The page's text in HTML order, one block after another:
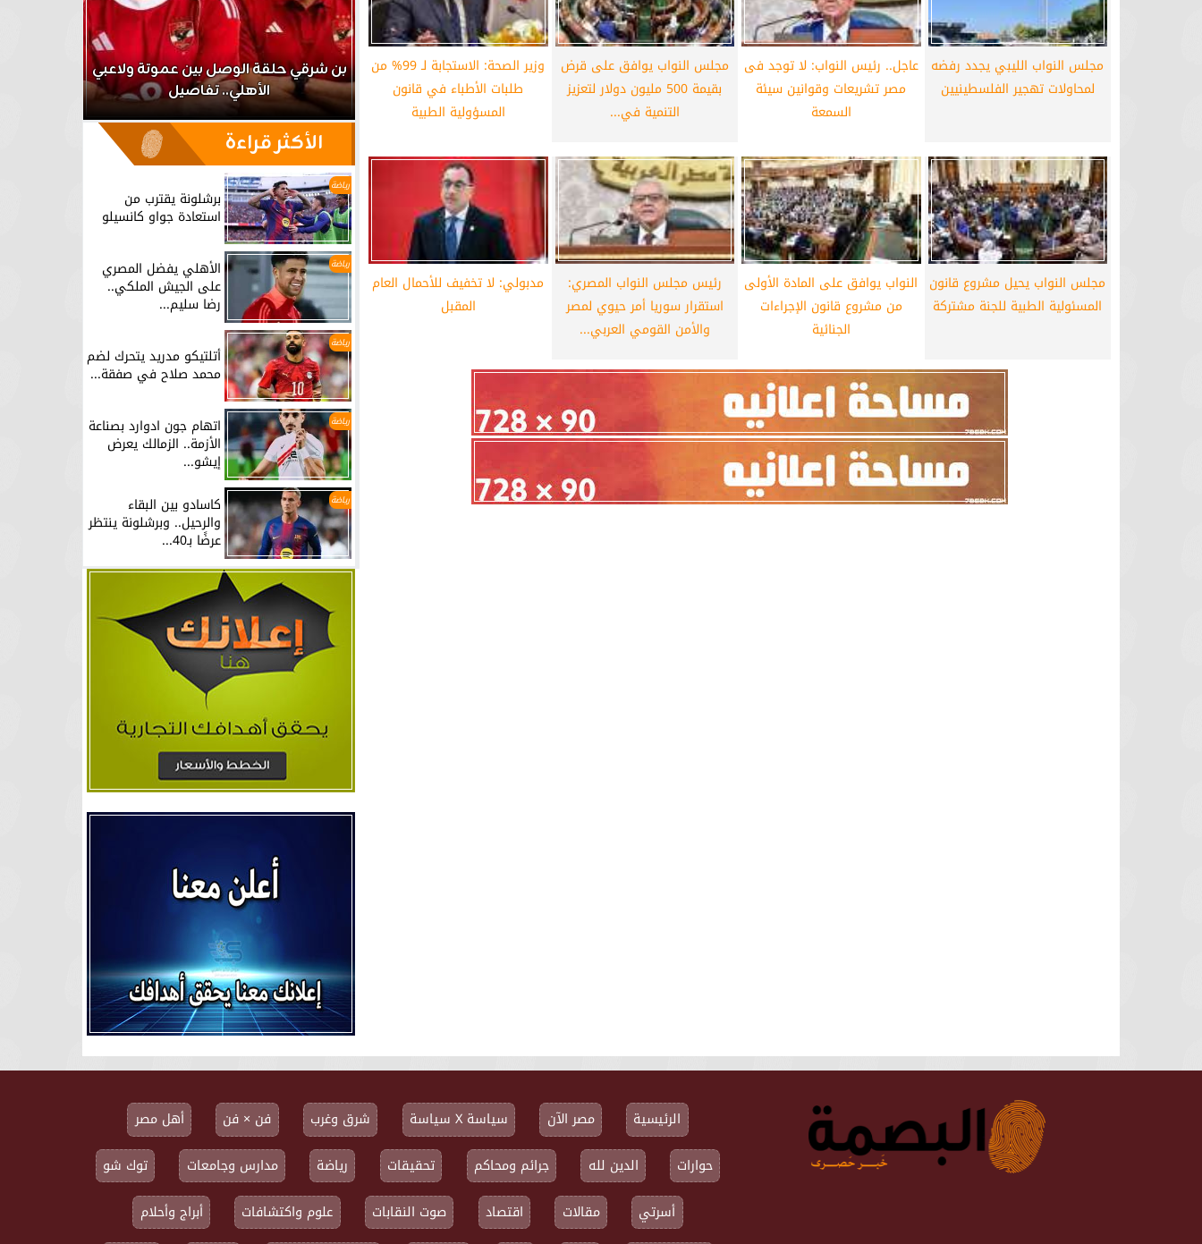
مجلس النواب الليبي يجدد رفضه
لمحاولات تهجير الفلسطينيين
عاجل.. رئيس النواب: لا توجد فى
مصر تشريعات وقوانين سيئة
السمعة
مجلس النواب يوافق على قرض
بقيمة 500 مليون دولار لتعزيز
التنمية في...
وزير الصحة: الاستجابة لـ 99% من
طلبات الأطباء في قانون
المسؤولية الطبية
مجلس النواب يحيل مشروع قانون
المسئولية الطبية للجنة مشتركة
النواب يوافق على المادة الأولى
من مشروع قانون الإجراءات
الجنائية
رئيس مجلس النواب المصري:
استقرار سوريا أمر حيوي لمصر
والأمن القومي العربي...
مدبولي: لا تخفيف للأحمال العام
المقبل
برشلونة يستعيد سلاحا مهما بعد صدمة
كأس العالم
موعد سفر بعثة الأهلي لمواجهة برشلونة
بكأس خوان جامبر
الزمالك ينهي أزمة خوان بيزيرا.. واللاعب
يقترب من العودة إلى القاهرة
بن شرقي حلقة الوصل بين عموتة ولاعبي
الأهلي.. تفاصيل
الأكثر قراءة
رياضة
برشلونة يقترب من
استعادة جواو كانسيلو
رياضة الأهلي يفضل المصري
على الجيش الملكي..
رضا سليم...
رياضة
أتلتيكو مدريد يتحرك لضم
محمد صلاح في صفقة...
رياضة اتهام جون ادوارد بصناعة
الأزمة.. الزمالك يعرض
إيشو...
رياضة كاسادو بين البقاء
والرحيل.. وبرشلونة ينتظر
عرضًا بـ40...
الرئيسية مصر الآن سياسة X سياسة شرق وغرب فن × فن
أهل مصر
حوارات
الدين لله جرائم ومحاكم تحقيقات رياضة مدارس وجامعات
توك شو
أسرتي
مقالات اقتصاد صوت النقابات علوم واكتشافات أبراج وأحلام